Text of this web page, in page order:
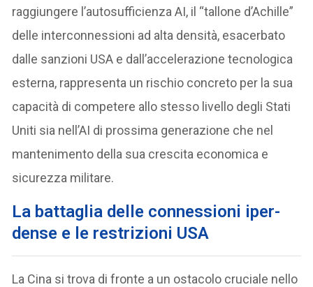
raggiungere l’autosufficienza AI, il “tallone d’Achille”
delle interconnessioni ad alta densità, esacerbato
dalle sanzioni USA e dall’accelerazione tecnologica
esterna, rappresenta un rischio concreto per la sua
capacità di competere allo stesso livello degli Stati
Uniti sia nell’AI di prossima generazione che nel
mantenimento della sua crescita economica e
sicurezza militare.
La battaglia delle connessioni iper-
dense e le restrizioni USA
La Cina si trova di fronte a un ostacolo cruciale nello